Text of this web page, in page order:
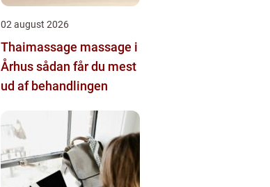
02 august 2026
Thaimassage massage i
Århus sådan får du mest
ud af behandlingen